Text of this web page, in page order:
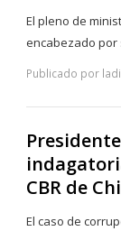
El pleno de
encabezado por
Publicado por
CBR de
El caso de